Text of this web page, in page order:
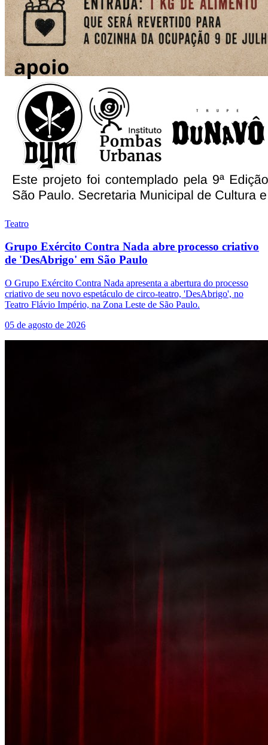
Teatro
Grupo Exército Contra Nada abre processo criativo
de 'DesAbrigo' em São Paulo
O Grupo Exército Contra Nada apresenta a abertura do processo
criativo de seu novo espetáculo de circo-teatro, 'DesAbrigo', no
Teatro Flávio Império, na Zona Leste de São Paulo.
05 de agosto de 2026